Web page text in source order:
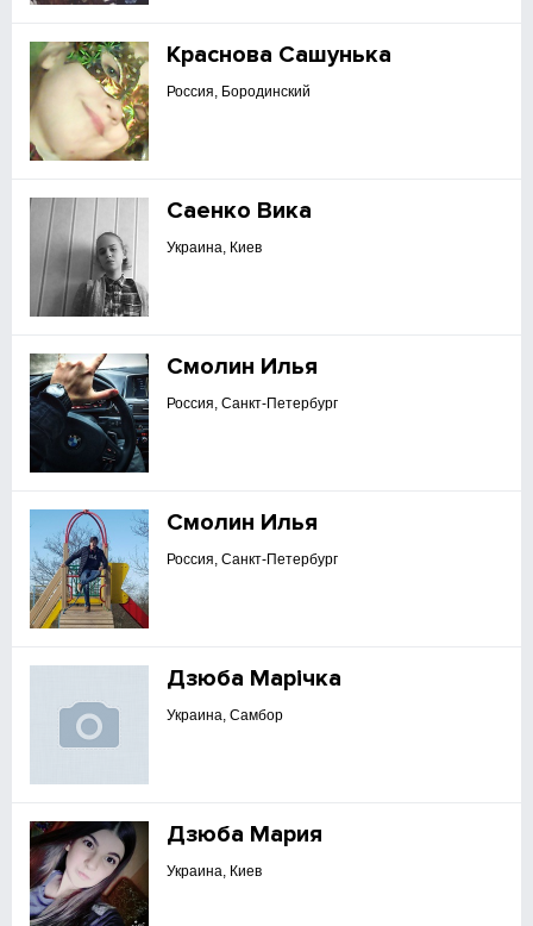
Краснова Сашунька
Россия, Бородинский
Саенко Вика
Украина, Киев
Смолин Илья
Россия, Санкт-Петербург
Смолин Илья
Россия, Санкт-Петербург
Дзюба Марічка
Украина, Самбор
Дзюба Мария
Украина, Киев